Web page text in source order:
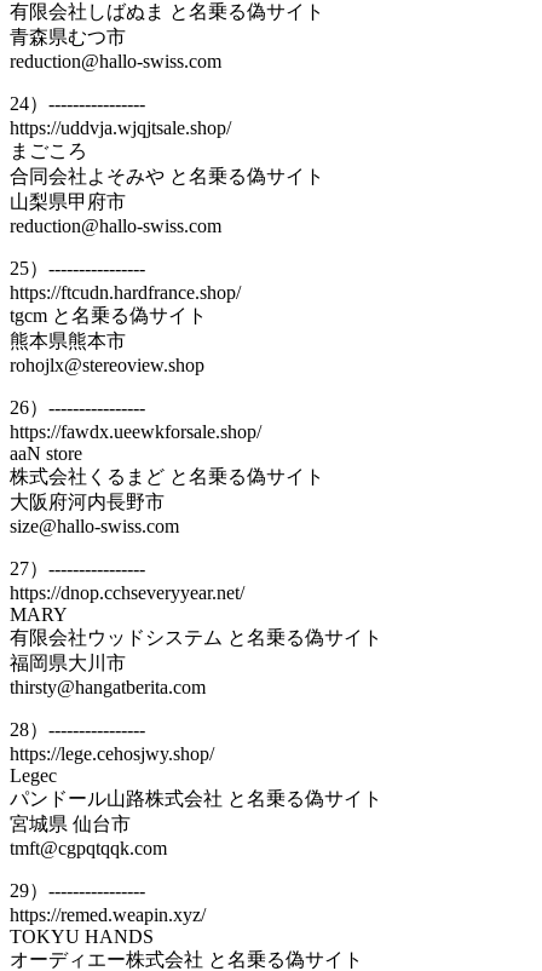
有限会社しばぬま と名乗る偽サイト
青森県むつ市
reduction@hallo-swiss.com
24）----------------
https://uddvja.wjqjtsale.shop/
まごころ
合同会社よそみや と名乗る偽サイト
山梨県甲府市
reduction@hallo-swiss.com
25）----------------
https://ftcudn.hardfrance.shop/
tgcm と名乗る偽サイト
熊本県熊本市
rohojlx@stereoview.shop
26）----------------
https://fawdx.ueewkforsale.shop/
aaN store
株式会社くるまど と名乗る偽サイト
大阪府河内長野市
size@hallo-swiss.com
27）----------------
https://dnop.cchseveryyear.net/
MARY
有限会社ウッドシステム と名乗る偽サイト
福岡県大川市
thirsty@hangatberita.com
28）----------------
https://lege.cehosjwy.shop/
Legec
パンドール山路株式会社 と名乗る偽サイト
宮城県 仙台市
tmft@cgpqtqqk.com
29）----------------
https://remed.weapin.xyz/
TOKYU HANDS
オーディエー株式会社 と名乗る偽サイト